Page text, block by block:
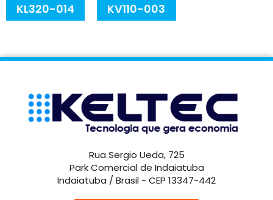
KL320-014 KV110-003
Rua Sergio Ueda, 725
Park Comercial de Indaiatuba
Indaiatuba / Brasil - CEP 13347-442